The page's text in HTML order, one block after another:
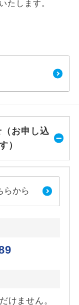
たします。
お申し込
）
らから
けません。